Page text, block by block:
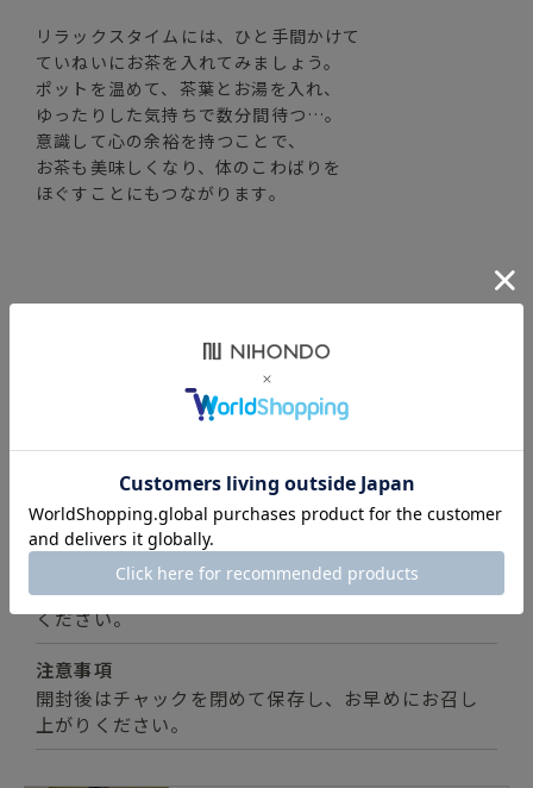
リラックスタイムには、ひと手間かけて
ていねいにお茶を入れてみましょう。
ポットを温めて、茶葉とお湯を入れ、
ゆったりした気持ちで数分間待つ…。
意識して心の余裕を持つことで、
お茶も美味しくなり、体のこわばりを
ほぐすことにもつながります。
商品詳細
烏龍茶（中国）、ハッカ、菊の花、桑の葉、羅漢果
直射日光、高温多湿を避け、涼しいところに保存して
ください。
注意事項
開封後はチャックを閉めて保存し、お早めにお召し
上がりください。